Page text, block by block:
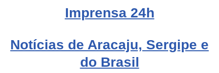
Imprensa 24h
Notícias de Aracaju, Sergipe e
do Brasil